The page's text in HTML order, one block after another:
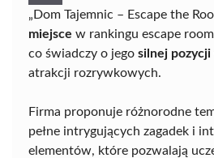
„Dom Tajemnic – Escape the
miejsce w rankingu escape
co świadczy o jego silnej pozycji
atrakcji rozrywkowych.
Firma proponuje różnorodne
pełne intrygujących zagadek i
elementów, które pozwalają